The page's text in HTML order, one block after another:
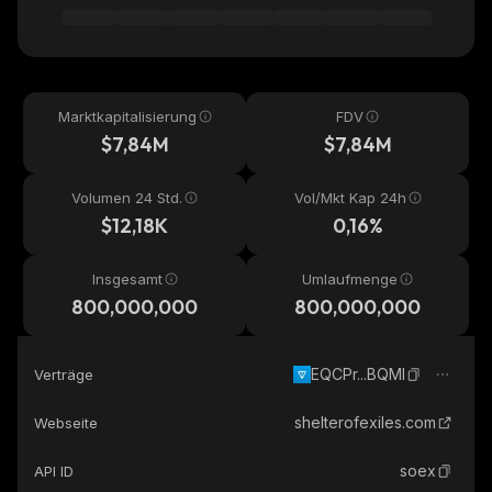
Marktkapitalisierung
$7,84M
FDV
$7,84M
Volumen 24 Std.
$12,18K
Vol/Mkt Kap 24h
0,16%
Insgesamt
800,000,000
Umlaufmenge
800,000,000
Verträge EQCPr...BQMI
Webseite shelterofexiles.com
API ID soex